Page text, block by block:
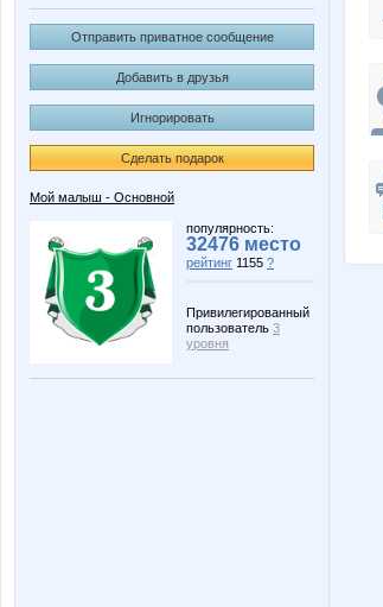
Отправить приватное сообщение
Добавить в друзья
Игнорировать
Сделать подарок
Мой малыш - Основной
популярность:
32476 место
рейтинг 1155 ?
Привилегированный
пользователь 3
уровня